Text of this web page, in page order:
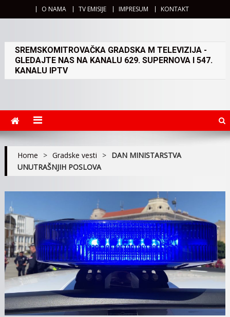
O NAMA TV EMISIJE IMPRESUM KONTAKT
SREMSKOMITROVAČKA GRADSKA M TELEVIZIJA -
GLEDAJTE NAS NA KANALU 629. SUPERNOVA I 547.
KANALU IPTV
Home > Gradske vesti > DAN MINISTARSTVA
UNUTRAŠNJIH POSLOVA